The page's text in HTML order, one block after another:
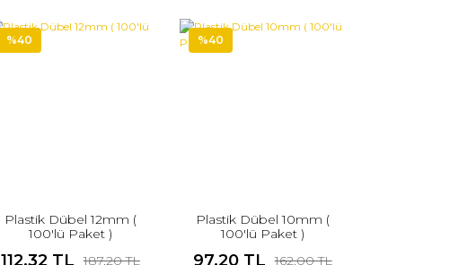
%40
Plastik Dübel 12mm (
100'lü Paket )
112,32 TL 187,20 TL
%40
Plastik Dübel 10mm (
100'lü Paket )
97,20 TL 162,00 TL